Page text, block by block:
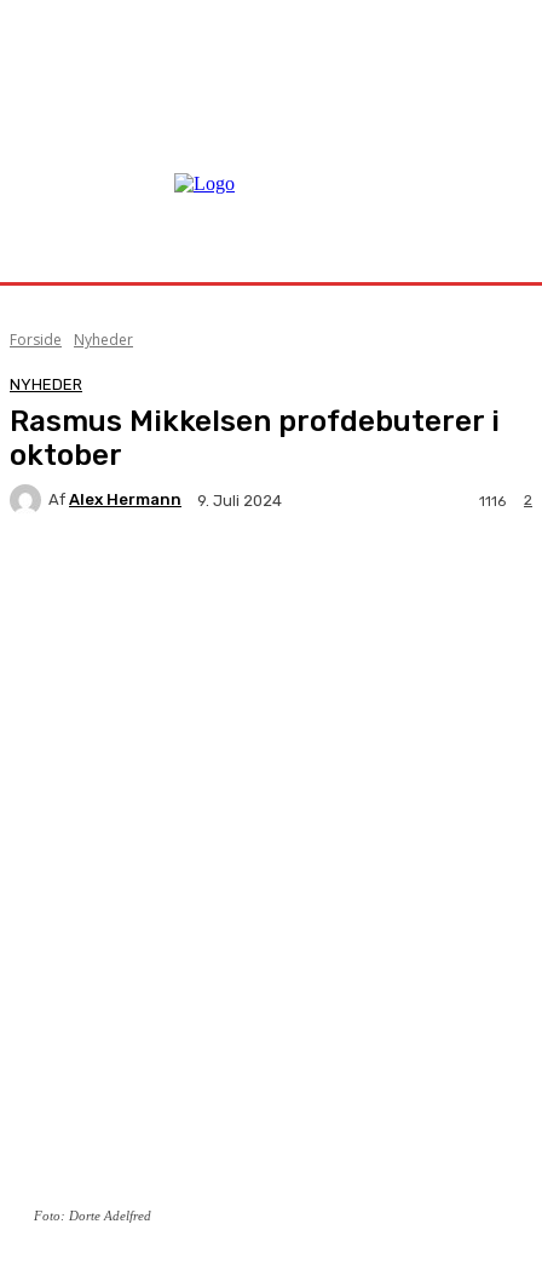
Forside Nyheder
NYHEDER
Rasmus Mikkelsen profdebuterer i
oktober
Af Alex Hermann 9. Juli 2024 2
1116
Foto: Dorte Adelfred